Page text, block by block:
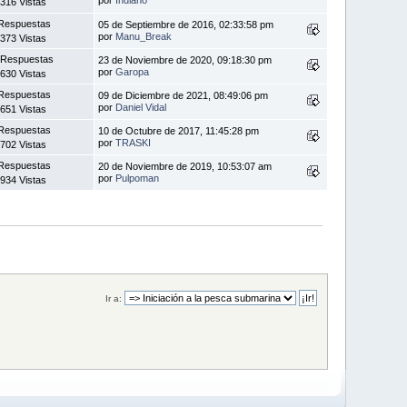
Vistas
05 de Septiembre de 2016, 02:33:58 pm
por Manu_Break
Respuestas
Vistas
23 de Noviembre de 2020, 09:18:30 pm
porGaropa
Vistas
09 de Diciembre de 2021, 08:49:06 pm
por Daniel Vidal
Vistas
10 de Octubre de 2017, 11:45:28 pm
porTRASKI
Vistas
20 de Noviembre de 2019, 10:53:07 am
por Pulpoman
Ir a: